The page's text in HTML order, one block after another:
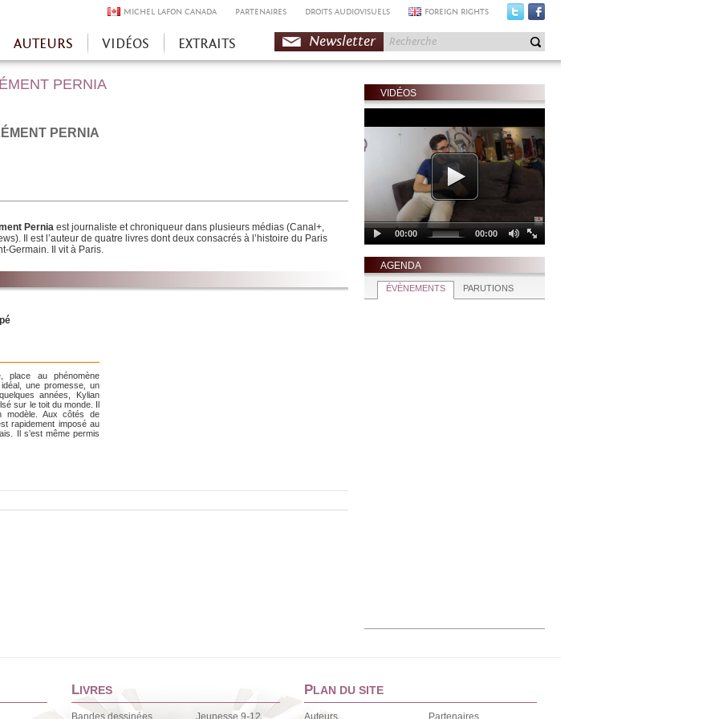
MICHEL LAFON CANADA PARTENAIRES DROITS AUDIOVISUELS FOREIGN RIGHTS
AUTEURS VIDÉOS EXTRAITS Newsletter
PERNIA
PERNIA
Pernia est journaliste et chroniqueur dans plusieurs médias (Canal+,
Il est l’auteur de quatre livres dont deux consacrés à l’histoire du Paris
Germain. Il vit à Paris.
place au phénomène
une promesse, un
années, Kylian
sur le toit du monde. Il
modèle. Aux côtés de
rapidement imposé au
Il s’est même permis
VIDÉOS
AGENDA
ÉVÈNEMENTS PARUTIONS
LIVRES
Bandes dessinées Jeunesse 9-12
PLAN DU SITE
Auteurs Partenaires